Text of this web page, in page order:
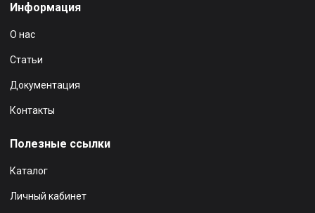
Информация
О нас
Статьи
Документация
Контакты
Полезные ссылки
Каталог
Личный кабинет